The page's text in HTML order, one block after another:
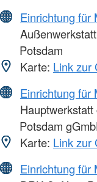
Einrichtung für
Potsdam
Karte: Link zur
Einrichtung für
Potsdam
Karte: Link zur
Einrichtung für